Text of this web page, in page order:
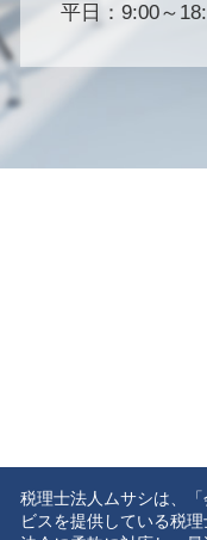
平日：9:00～
税理士法人ムサシは、
ビスを提供している税